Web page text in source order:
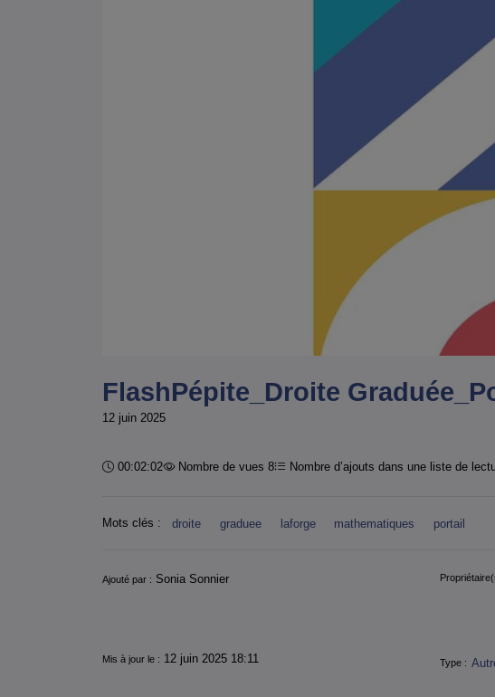
FlashPépite_Droite
12 juin 2025
Durée :
00:02:02 Nombre de vues 8 Nombre d’ajouts dans une liste de
Mots clés : droite graduee laforge mathematiques portail
Informations
Ajouté par : Sonia Sonnier
Mis à jour le : 12 juin 2025 18:11 Type :